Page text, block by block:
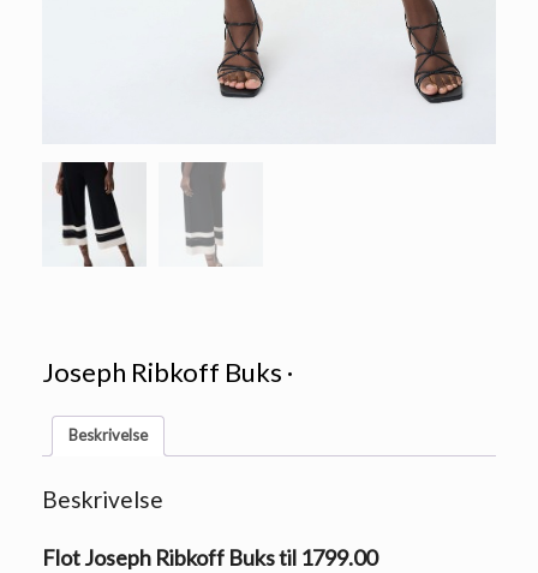
Joseph Ribkoff Buks ·
Beskrivelse
Beskrivelse
Flot Joseph Ribkoff Buks til 1799.00